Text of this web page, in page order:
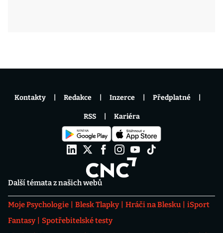
Další témata z našich webů
Moje Psychologie Blesk Tlapky Hráči na Blesku
iSport
Fantasy
Spotřebitelské testy
Kontakty Redakce Inzerce Předplatné
RSS Kariéra